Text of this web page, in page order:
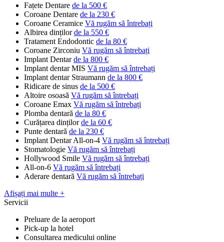
Fațete Dentare de la 500 €
Coroane Dentare de la 230 €
Coroane Ceramice Vă rugăm să întrebați
Albirea dinților de la 550 €
Tratament Endodontic de la 80 €
Coroane Zirconiu Vă rugăm să întrebați
Implant Dentar de la 800 €
Implant dentar MIS Vă rugăm să întrebați
Implant dentar Straumann de la 800 €
Ridicare de sinus de la 500 €
Altoire osoasă Vă rugăm să întrebați
Coroane Emax Vă rugăm să întrebați
Plomba dentară de la 80 €
Curățarea dinților de la 60 €
Punte dentară de la 230 €
Implant Dentar All-on-4 Vă rugăm să întrebați
Stomatologie Vă rugăm să întrebați
Hollywood Smile Vă rugăm să întrebați
All-on-6 Vă rugăm să întrebați
Aderare dentară Vă rugăm să întrebați
Afișați mai multe +
Servicii
Preluare de la aeroport
Pick-up la hotel
Consultarea medicului online